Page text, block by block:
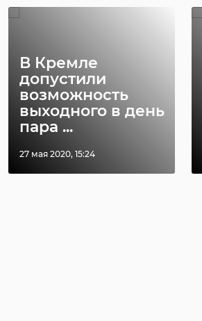
В Кремле
допустили
возможность
выходного в день
пара ...
27 мая 2020, 15:24